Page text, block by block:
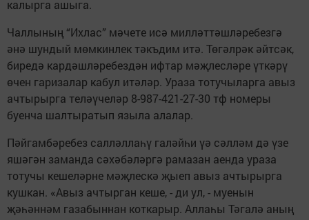
калырга ашыга.
Чаллының “Ихлас” мәчете исә милләттәшләребезгә
әнә шундый мөмкинлек тәкъдим итә. Төгәлрәк әйтсәк,
биредә кардәшләребездән ифтар мәҗлесләре үткәрү
өчен гаризалар кабул итәләр. Ураза тотучыларга авыз
ачтырырга теләүчеләр 8-987-421-27-30 тф номеры
буенча шалтыратып языла алалар.
Пәйгамбәребез салләллаһү галәйһи үә сәлләм дә үзе
яшәгән заманда сәхәбәләргә рамазан аенда ураза
тотучы кешеләрне мәҗлескә җыеп авыз ачтырырга
кушкан. «Авыз ачтырган кеше, - ди ул, - муенын
җәһәннәм газабыннан коткарыр. Аллаһы Тәгалә аның